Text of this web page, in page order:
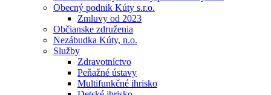
Obecný podnik Kúty s.r.o.
Zmluvy od 2023
Občianske združenia
Nezábudka Kúty, n.o.
Služby
Zdravotníctvo
Peňažné ústavy
Multifunkčné ihrisko